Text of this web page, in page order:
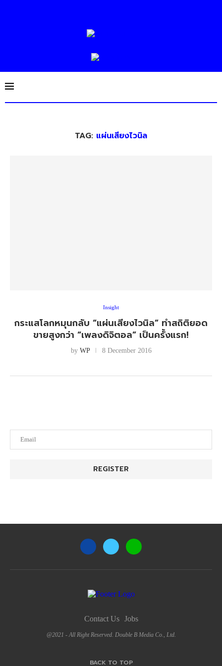
TAG: แผ่นเสียงไวนิล
Insight
กระแสโลกหมุนกลับ “แผ่นเสียงไวนิล” ทำสถิติยอด
ขายสูงกว่า “เพลงดิจิตอล” เป็นครั้งแรก!
by WP 8 December 2016
Contact Us Jobs
@2021 - All Right Reserved. Double B Media Co., Ltd.
BACK TO TOP